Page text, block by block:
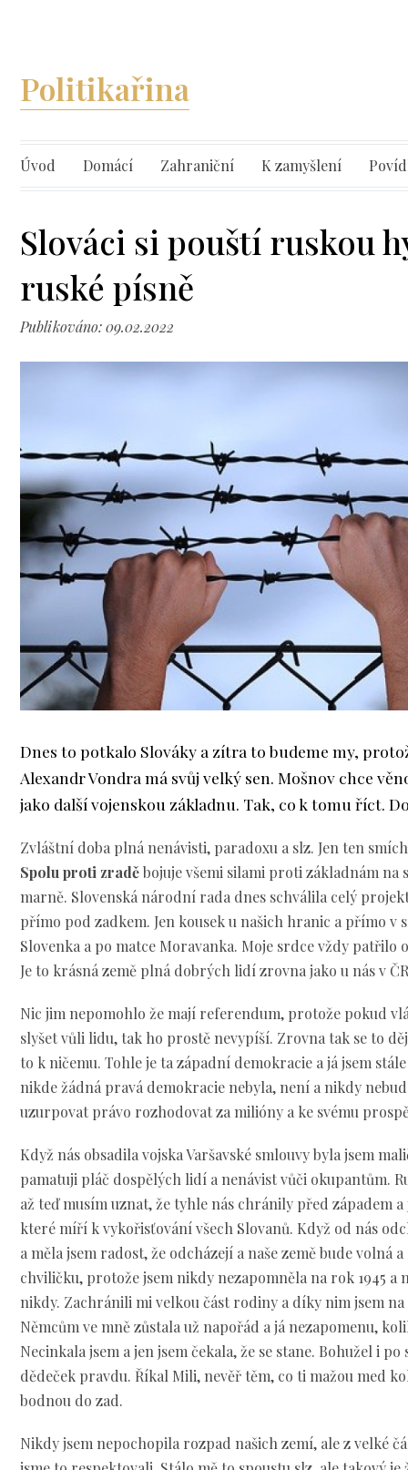
Politikařina
Úvod Domácí Zahraniční K zamyšlení
Slováci si pouští ruskou
ruské písně
Publikováno: 09.02.2022
Dnes to potkalo Slováky a zítra to budeme my,
Alexandr Vondra má svůj velký sen. Mošnov chce
jako další vojenskou základnu. Tak, co k tomu říct.
Zvláštní doba plná nenávisti, paradoxu a slz. Jen ten
Spolu proti zraděbojuje všemi silami proti základnám na
marně. Slovenská národní rada dnes schválila celý
přímo pod zadkem. Jen kousek u našich hranic a přímo v
Slovenka a po matce Moravanka. Moje srdce vždy patřilo
Je to krásná země plná dobrých lidí zrovna jako u nás v
Nic jim nepomohlo že mají referendum, protože pokud
slyšet vůli lidu, tak ho prostě nevypíší. Zrovna tak se to
to k ničemu. Tohle je ta západní demokracie a já jsem
nikde žádná pravá demokracie nebyla, není a nikdy
uzurpovat právo rozhodovat za milióny a ke svému
Když nás obsadila vojska Varšavské smlouvy byla jsem
pamatuji pláč dospělých lidí a nenávist vůči okupantům.
až teď musím uznat, že tyhle nás chránily před západem
které míří k vykořisťování všech Slovanů. Když od nás
a měla jsem radost, že odcházejí a naše země bude volná
chviličku, protože jsem nikdy nezapomněla na rok 1945 a
nikdy. Zachránili mi velkou část rodiny a díky nim jsem
Němcům ve mně zůstala už napořád a já nezapomenu,
Necinkala jsem a jen jsem čekala, že se stane. Bohužel i
dědeček pravdu. Říkal Mili, nevěř těm, co ti mažou med
bodnou do zad.
Nikdy jsem nepochopila rozpad našich zemí, ale z velké